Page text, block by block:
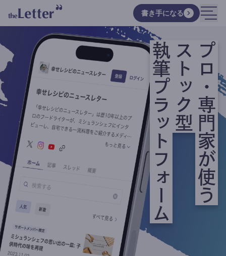
書き手になる
プロ・専門家が使う
ストック型
執筆プラットフォーム